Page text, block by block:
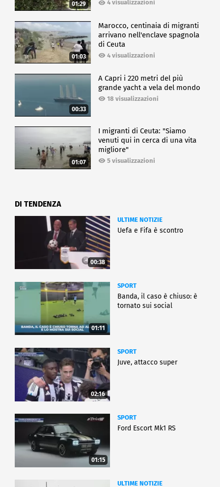
01:29 4 visualizzazioni
01:03
Marocco, centinaia di migranti
arrivano nell'enclave spagnola
di Ceuta
4 visualizzazioni
00:33
A Capri i 220 metri del più
grande yacht a vela del mondo
18 visualizzazioni
01:07
I migranti di Ceuta: "Siamo
venuti qui in cerca di una vita
migliore"
5 visualizzazioni
DI TENDENZA
00:38
ULTIME NOTIZIE
Uefa e Fifa è scontro
01:11
SPORT
Banda, il caso è chiuso: è
tornato sui social
02:16
SPORT
Juve, attacco super
01:15
SPORT
Ford Escort Mk1 RS
ULTIME NOTIZIE